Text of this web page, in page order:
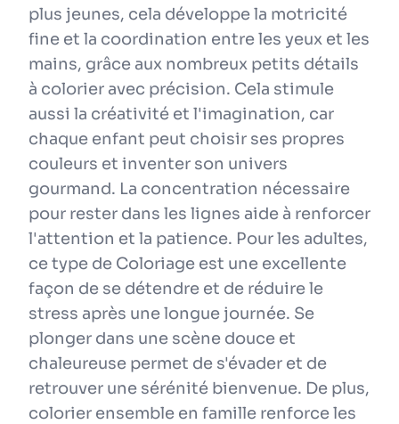
plus jeunes, cela développe la motricité
fine et la coordination entre les yeux et les
mains, grâce aux nombreux petits détails
à colorier avec précision. Cela stimule
aussi la créativité et l'imagination, car
chaque enfant peut choisir ses propres
couleurs et inventer son univers
gourmand. La concentration nécessaire
pour rester dans les lignes aide à renforcer
l'attention et la patience. Pour les adultes,
ce type de Coloriage est une excellente
façon de se détendre et de réduire le
stress après une longue journée. Se
plonger dans une scène douce et
chaleureuse permet de s'évader et de
retrouver une sérénité bienvenue. De plus,
colorier ensemble en famille renforce les